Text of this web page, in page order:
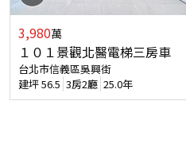
3,980萬
１０１景觀北醫電梯三房車
台北市信義區吳興街
建坪56.5 3房2廳 25.0年